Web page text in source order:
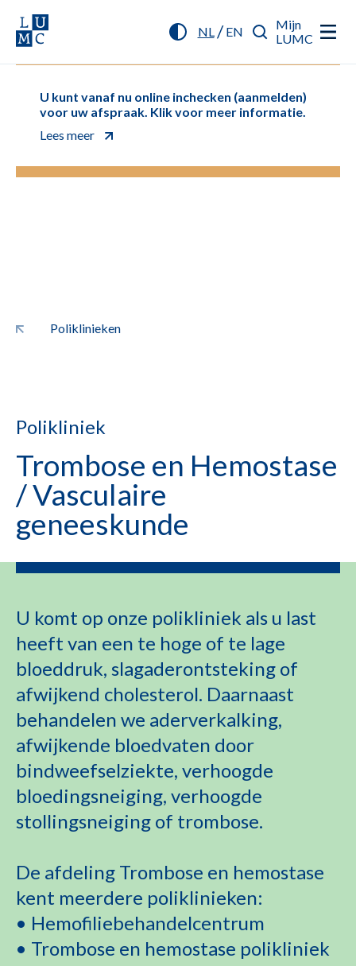
NL/ EN
Mijn
LUMC
U kunt vanaf nu online inchecken (aanmelden)
voor uw afspraak. Klik voor meer informatie.
Lees meer
Poliklinieken
Polikliniek
Trombose en Hemostase
/ Vasculaire
geneeskunde
U komt op onze polikliniek als u last
heeft van een te hoge of te lage
bloeddruk, slagaderontsteking of
afwijkend cholesterol. Daarnaast
behandelen we aderverkalking,
afwijkende bloedvaten door
bindweefselziekte, verhoogde
bloedingsneiging, verhoogde
stollingsneiging of trombose.
De afdeling Trombose en hemostase
kent meerdere poliklinieken:
• Hemofiliebehandelcentrum
• Trombose en hemostase polikliniek